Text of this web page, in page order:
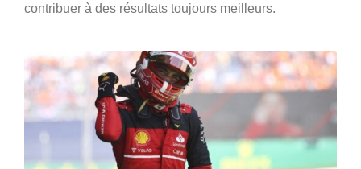
contribuer à des résultats toujours meilleurs.